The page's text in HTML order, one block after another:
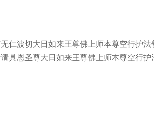
仁波切大日如来王尊佛上师本尊空行护
具恩圣尊大日如来王尊佛上师本尊空行护